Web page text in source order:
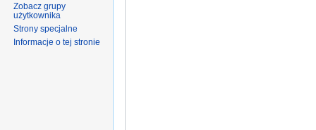
Zobacz grupy
użytkownika
Strony specjalne
Informacje o tej stronie